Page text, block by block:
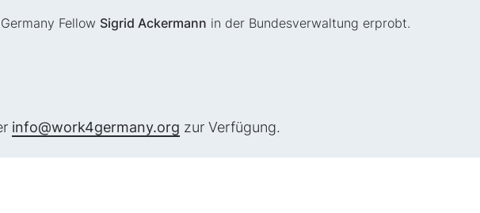
Fellow Sigrid Ackermann in der Bundesverwaltung erprobt.
info@work4germany.org zur Verfügung.